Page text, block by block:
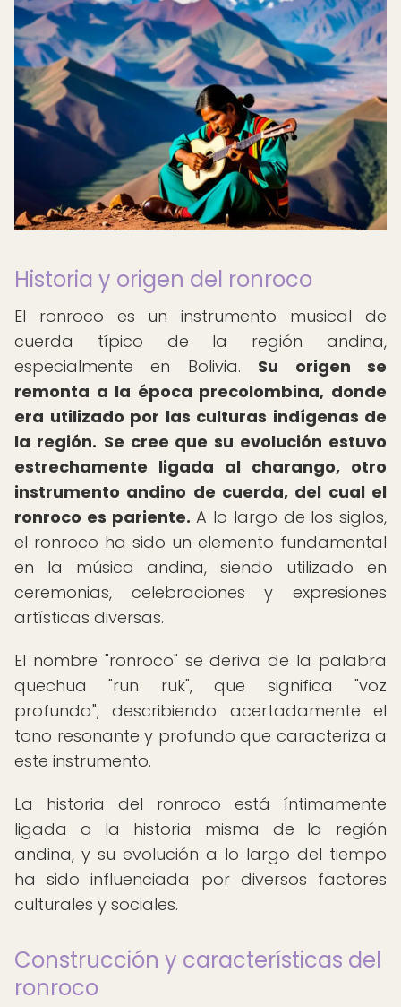
Historia y origen del ronroco
El ronroco es un instrumento musical de
cuerda típico de la región andina,
especialmente en Bolivia. Su origen se
remonta a la época precolombina, donde
era utilizado por las culturas indígenas de
la región. Se cree que su evolución estuvo
estrechamente ligada al charango, otro
instrumento andino de cuerda, del cual el
ronroco es pariente. A lo largo de los siglos,
el ronroco ha sido un elemento fundamental
en la música andina, siendo utilizado en
ceremonias, celebraciones y expresiones
artísticas diversas.
El nombre "ronroco" se deriva de la palabra
quechua "run ruk", que significa "voz
profunda", describiendo acertadamente el
tono resonante y profundo que caracteriza a
este instrumento.
La historia del ronroco está íntimamente
ligada a la historia misma de la región
andina, y su evolución a lo largo del tiempo
ha sido influenciada por diversos factores
culturales y sociales.
Construcción y características del
ronroco